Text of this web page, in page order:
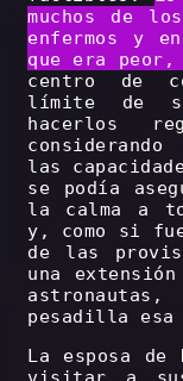
muchos de
enfermos y
que era peor,
centro de
límite de
hacerlos
las
se podía
la calma a
y, como si
de las
una
pesadilla esa
La esposa de